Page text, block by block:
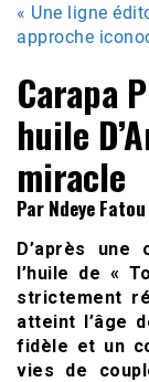
« Une ligne
approche
Carapa
huile
miracle
Par Ndeye Fatou
D’après une
l’huile de «
strictement
atteint l’âge
fidèle et un
vies de